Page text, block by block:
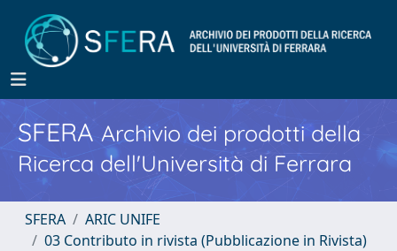
SFERA Archivio dei prodotti della
Ricerca dell'Università di Ferrara
SFERA
ARIC UNIFE
03 Contributo in rivista (Pubblicazione in Rivista)